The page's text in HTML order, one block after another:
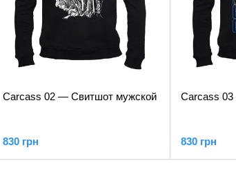
Carcass 02 — Свитшот мужской
830 грн
Carcass
830 грн